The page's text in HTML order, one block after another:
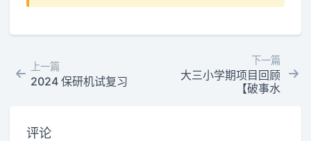
上一篇
2024 保研机试复习
下一篇
大三小学期项目回顾
【破事水
评论